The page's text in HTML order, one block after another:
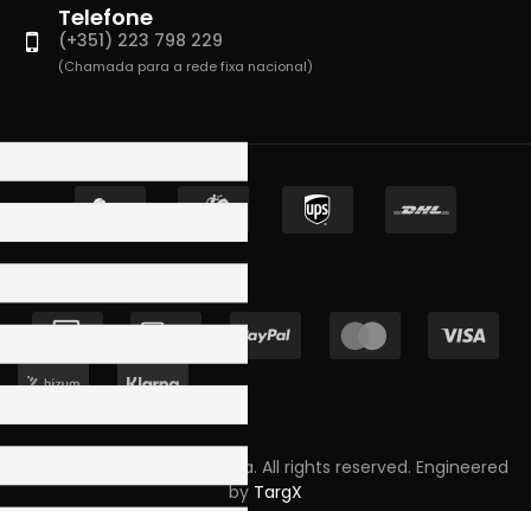
Telefone
(+351) 223 798 229
(Chamada para a rede fixa nacional)
Copyright © 2023 Skpro, Lda. All rights reserved. Engineered
by TargX